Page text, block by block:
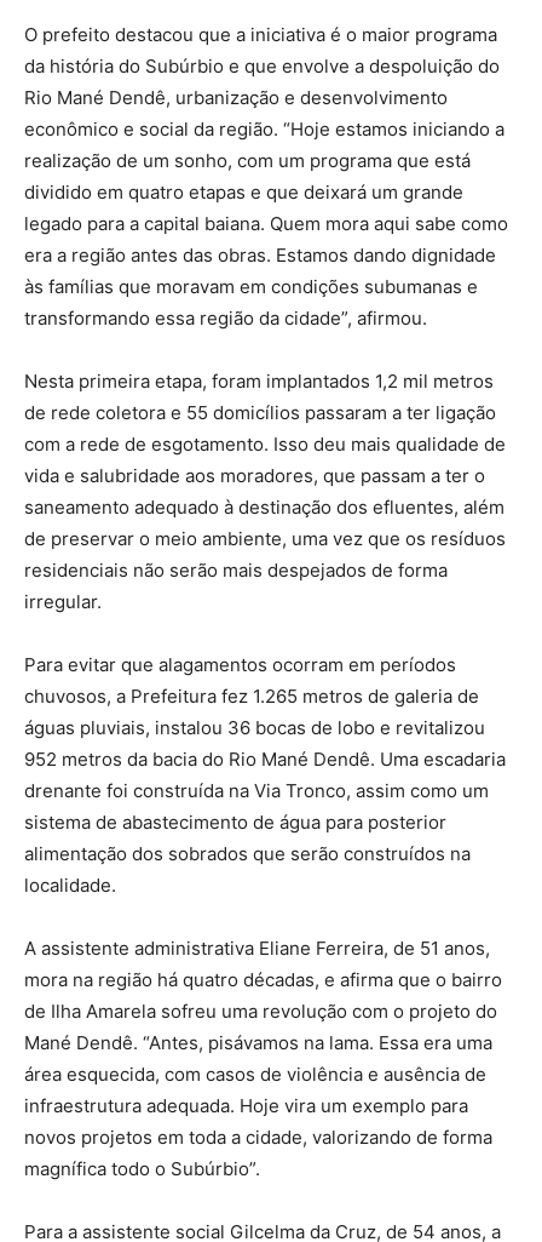
O prefeito destacou que a iniciativa é o maior programa
da história do Subúrbio e que envolve a despoluição do
Rio Mané Dendê, urbanização e desenvolvimento
econômico e social da região. “Hoje estamos iniciando a
realização de um sonho, com um programa que está
dividido em quatro etapas e que deixará um grande
legado para a capital baiana. Quem mora aqui sabe como
era a região antes das obras. Estamos dando dignidade
às famílias que moravam em condições subumanas e
transformando essa região da cidade”, afirmou.
Nesta primeira etapa, foram implantados 1,2 mil metros
de rede coletora e 55 domicílios passaram a ter ligação
com a rede de esgotamento. Isso deu mais qualidade de
vida e salubridade aos moradores, que passam a ter o
saneamento adequado à destinação dos efluentes, além
de preservar o meio ambiente, uma vez que os resíduos
residenciais não serão mais despejados de forma
irregular.
Para evitar que alagamentos ocorram em períodos
chuvosos, a Prefeitura fez 1.265 metros de galeria de
águas pluviais, instalou 36 bocas de lobo e revitalizou
952 metros da bacia do Rio Mané Dendê. Uma escadaria
drenante foi construída na Via Tronco, assim como um
sistema de abastecimento de água para posterior
alimentação dos sobrados que serão construídos na
localidade.
A assistente administrativa Eliane Ferreira, de 51 anos,
mora na região há quatro décadas, e afirma que o bairro
de Ilha Amarela sofreu uma revolução com o projeto do
Mané Dendê. “Antes, pisávamos na lama. Essa era uma
área esquecida, com casos de violência e ausência de
infraestrutura adequada. Hoje vira um exemplo para
novos projetos em toda a cidade, valorizando de forma
magnífica todo o Subúrbio”.
Para a assistente social Gilcelma da Cruz, de 54 anos, a